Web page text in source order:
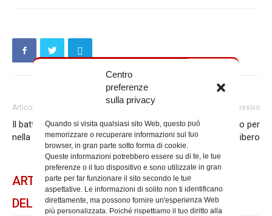
Centro
preferenze
sulla privacy
Quando si visita qualsiasi sito Web, questo può
memorizzare o recuperare informazioni sul tuo
browser, in gran parte sotto forma di cookie.
Queste informazioni potrebbero essere su di te, le tue
preferenze o il tuo dispositivo e sono utilizzate in gran
parte per far funzionare il sito secondo le tue
aspettative. Le informazioni di solito non ti identificano
direttamente, ma possono fornire un'esperienza Web
più personalizzata. Poiché rispettiamo il tuo diritto alla
Articolo precedente
Il battesimo dei catecumeni
nella veglia di Pasqua
Articolo successivo
Due concorsi con l’Ufficio per
la pastorale del tempo libero
ARTICOLI CORRELATI
DELLO STESSO AUTORE